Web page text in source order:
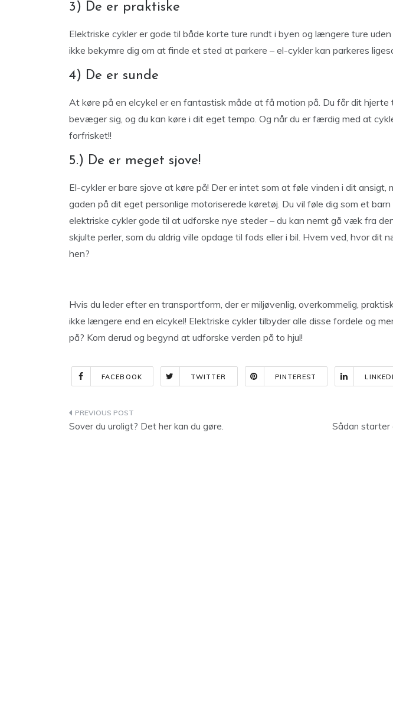
3) De er praktiske
Elektriske cykler er gode til både korte ture rundt i byen og længere ture
ikke bekymre dig om at finde et sted at parkere – el-cykler kan parkeres
4) De er sunde
At køre på en elcykel er en fantastisk måde at få motion på. Du får dit hjerte
bevæger sig, og du kan køre i dit eget tempo. Og når du er færdig med at
forfrisket!!
5.) De er meget sjove!
El-cykler er bare sjove at køre på! Der er intet som at føle vinden i dit ansigt,
gaden på dit eget personlige motoriserede køretøj. Du vil føle dig som et
elektriske cykler gode til at udforske nye steder – du kan nemt gå væk fra
skjulte perler, som du aldrig ville opdage til fods eller i bil. Hvem ved, hvor dit
hen?
Hvis du leder efter en transportform, der er miljøvenlig, overkommelig,
ikke længere end en elcykel! Elektriske cykler tilbyder alle disse fordele og
på? Kom derud og begynd at udforske verden på to hjul!
FACEBOOK TWITTER PINTEREST
Indlægsnavigation
Sover du uroligt? Det her kan du gøre. Sådan starter